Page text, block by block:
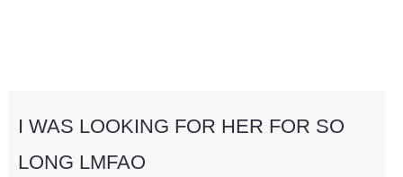
I WAS LOOKING FOR HER FOR SO
LONG LMFAO